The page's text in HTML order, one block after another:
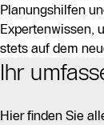
Planungshilfen
Expertenwissen,
stets auf dem
Ihr
Hier finden Sie